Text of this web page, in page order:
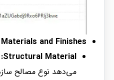
Materials and Finishes
Structural Material: